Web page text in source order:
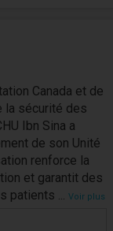
Canada et de
la sécurité des
Ibn Sina a
de son Unité
renforce la
et garantit des
patients ... Voir plus